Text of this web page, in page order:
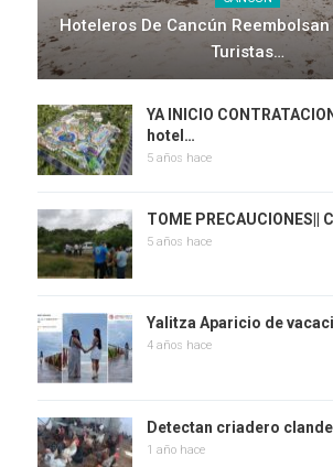
Hoteleros De Cancún
Turistas…
YA INICIO
hotel…
5 años hace
TOME
5 años hace
Yalitza Aparicio de
4 años hace
Detectan criadero
1 año hace